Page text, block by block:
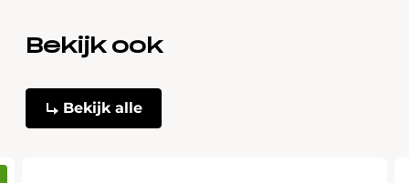
Bekijk ook
Bekijk alle